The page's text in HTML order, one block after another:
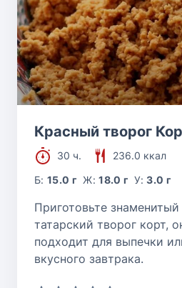
Красный творог
30 ч.
236.0 ккал
Б:15.0 г Ж:18.0 г У:3.0 г
Приготовьте
татарский творог корт,
подходит для выпечки
вкусного завтрака.